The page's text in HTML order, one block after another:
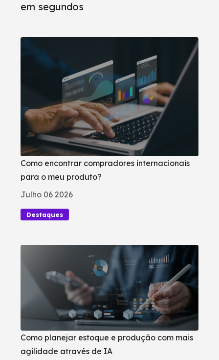
em segundos
Como encontrar compradores internacionais
para o meu produto?
Julho 06 2026
Destaques
Como planejar estoque e produção com mais
agilidade através de IA